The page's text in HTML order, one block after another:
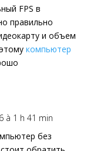
FPS в
правильно
и объем
компьютер
à 1 h 41 min
без